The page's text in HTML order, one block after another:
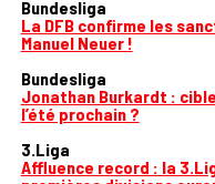
Bundesliga
La DFB confirme les
Manuel Neuer !
Bundesliga
Jonathan Burkardt :
l’été prochain ?
3.Liga
Affluence record : la